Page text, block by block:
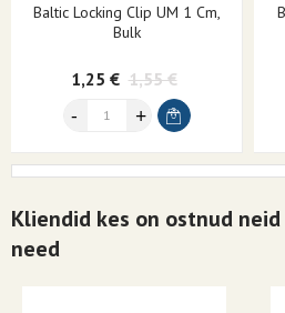
Baltic Locking Clip UM 1 Cm,
Bulk
1,25 € 1,55 €
Kliendid kes on ostnud
need